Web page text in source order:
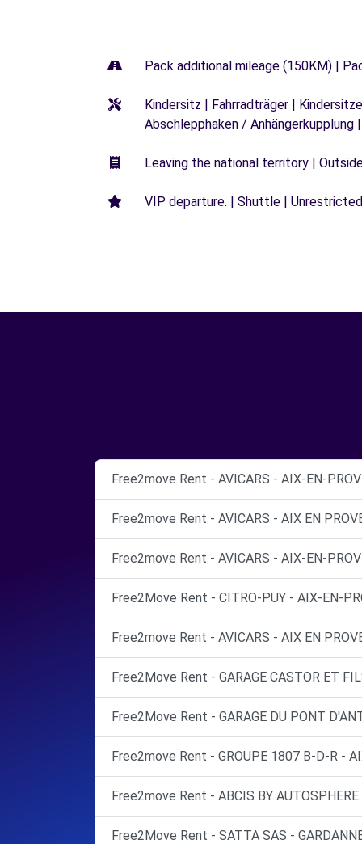
Pack additional mileage (150KM) |
Kindersitz | Fahrradträger |
Abschlepphaken / Anhängerkupplung
Leaving the national territory |
VIP departure. | Shuttle |
Free2move Rent - AVICARS - AIX-EN-
Free2move Rent - AVICARS - AIX EN
Free2move Rent - AVICARS - AIX-EN-
Free2Move Rent - CITRO-PUY - AIX-EN-
Free2move Rent - AVICARS - AIX EN
Free2Move Rent - GARAGE CASTOR ET
Free2Move Rent - GARAGE DU PONT
Free2move Rent - GROUPE 1807 B-D-R -
Free2move Rent - ABCIS BY
Free2Move Rent - SATTA SAS -